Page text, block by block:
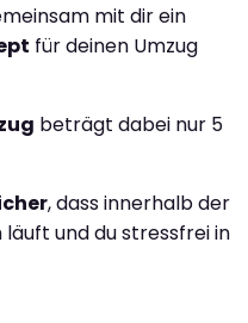
mit dir ein
für deinen Umzug
beträgt dabei nur 5
, dass innerhalb der
läuft und du stressfrei in